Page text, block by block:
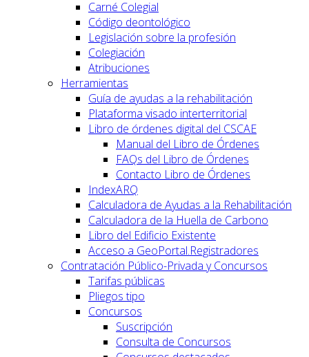
Carné Colegial
Código deontológico
Legislación sobre la profesión
Colegiación
Atribuciones
Herramientas
Guía de ayudas a la rehabilitación
Plataforma visado interterritorial
Libro de órdenes digital del CSCAE
Manual del Libro de Órdenes
FAQs del Libro de Órdenes
Contacto Libro de Órdenes
IndexARQ
Calculadora de Ayudas a la Rehabilitación
Calculadora de la Huella de Carbono
Libro del Edificio Existente
Acceso a GeoPortal.Registradores
Contratación Público-Privada y Concursos
Tarifas públicas
Pliegos tipo
Concursos
Suscripción
Consulta de Concursos